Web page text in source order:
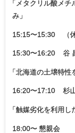
「 メタクリル酸メチ
み」
15:15〜15:30 （休
15:30〜16:20 谷
「北海道の土壌特性
16:20〜17:10 杉山
「触媒劣化を利用し
18:00〜 懇親会